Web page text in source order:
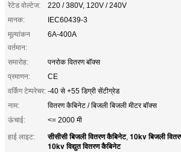
रेटेड वोल्टेज:
220 / 380V, 120V / 240V
मानक:
IEC60439-3
मूल्यांकन
वर्तमान:
6A-400A
समारोह:
पनरोक वितरण बॉक्स
प्रमाणन:
CE
वर्किंग टेम्परेचर: -40 से +55 डिग्री सेंटीग्रेड
नाम:
वितरण कैबिनेट / बिजली बिजली मीटर बॉक्स
ऊंचाई:
<= 2000 मी
हाई लाइट:
सीसीसी बिजली वितरण कैबिनेट, 10kv बिजली
10kv विद्युत वितरण कैबिनेट